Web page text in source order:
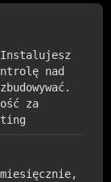
Instalujesz
nad
za